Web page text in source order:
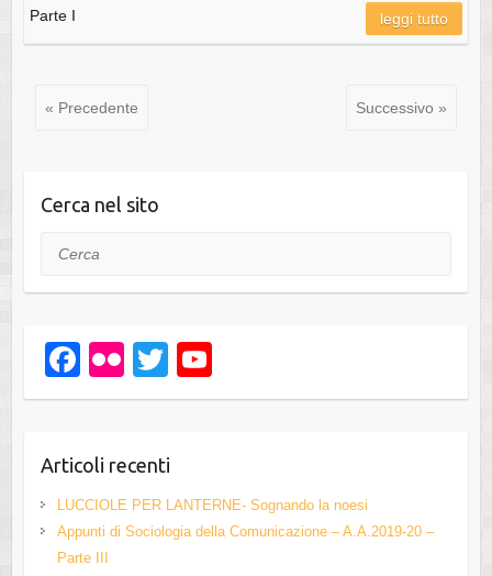
Parte I
leggi tutto
« Precedente Successivo »
Cerca nel sito
Cerca
F
a
e
b
o
Fl
ic
T
wi
er
o
u
b
Articoli recenti
LUCCIOLE PER LANTERNE- Sognando la noesi
Appunti di Sociologia della Comunicazione – A.A.2019-20 –
Parte III